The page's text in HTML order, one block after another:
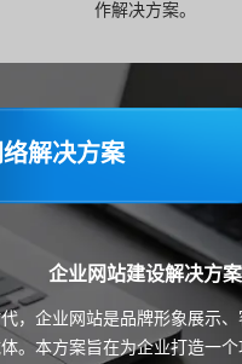
作解决方案。
解决方案
企业网站建设解决方案
，企业网站是品牌形象展示
。本方案旨在为企业打造一